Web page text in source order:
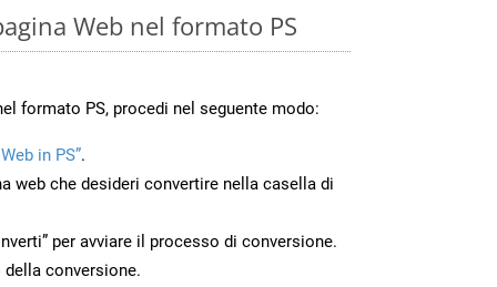
Web nel formato PS
formato PS, procedi nel seguente modo:
in PS”.
web che desideri convertire nella casella di
per avviare il processo di conversione.
conversione.